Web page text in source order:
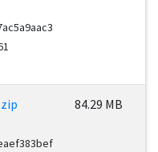
84.29 MB